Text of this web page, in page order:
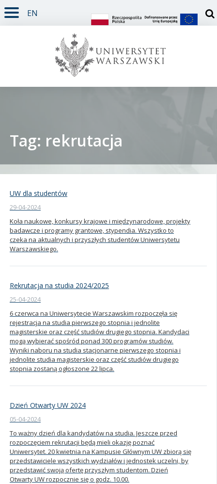
TREŚĆ STRONY
MENU GŁÓWNE
WYSZUKIWARKA
SOCIAL MEDIA
STOPKA STRONY
EN
Student
Pracownik
Kandydat
Tag: rekrutacja
UW dla studentów
29-04-2024
Koła naukowe, konkursy krajowe i międzynarodowe, projekty
badawcze i programy grantowe, stypendia. Wszystko to
czeka na aktualnych i przyszłych studentów Uniwersytetu
Warszawskiego.
Rekrutacja na studia 2024/2025
25-04-2024
6 czerwca na Uniwersytecie Warszawskim rozpoczęła się
rejestracja na studia pierwszego stopnia i jednolite
magisterskie oraz część studiów drugiego stopnia. Kandydaci
mogą wybierać spośród ponad 300 programów studiów.
Wyniki naboru na studia stacjonarne pierwszego stopnia i
jednolite studia magisterskie oraz część studiów drugiego
stopnia zostaną ogłoszone 22 lipca.
Dzień Otwarty UW 2024
05-04-2024
To ważny dzień dla kandydatów na studia. Jeszcze przed
rozpoczęciem rekrutacji będą mieli okazję poznać
Uniwersytet. 20 kwietnia na Kampusie Głównym UW zbiorą się
przedstawiciele wszystkich wydziałów i jednostek uczelni, by
przedstawić swoją ofertę przyszłym studentom. Dzień
Otwarty UW rozpocznie się o godz. 10.00.